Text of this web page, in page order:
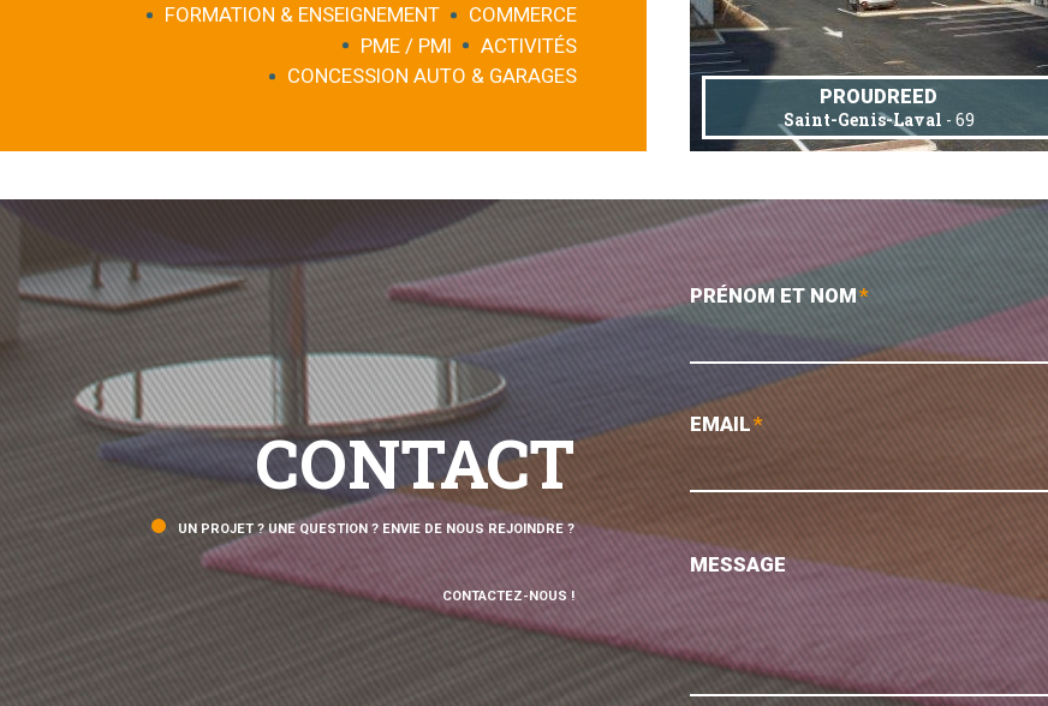
FORMATION & ENSEIGNEMENT
COMMERCE
PME / PMI
ACTIVITÉS
CONCESSION AUTO & GARAGES
PROUDREED
Saint-Genis-Laval - 69
CONTACT
UN PROJET ? UNE QUESTION ? ENVIE DE NOUS REJOINDRE ?
CONTACTEZ-NOUS !
PRÉNOM ET NOM*
EMAIL*
MESSAGE